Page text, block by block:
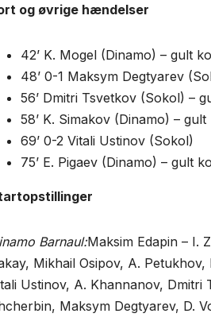
og øvrige hændelser
42’ K. Mogel (Dinamo) – gult
48’ 0-1 Maksym Degtyarev
56’ Dmitri Tsvetkov (Sokol) –
58’ K. Simakov (Dinamo) –
69’ 0-2 Vitali Ustinov (Sokol)
75’ E. Pigaev (Dinamo) – gult
Barnaul:Maksim Edapin – I.
Mikhail Osipov, A.
Ustinov, A. Khannanov, Dmitri
Maksym Degtyarev, D.